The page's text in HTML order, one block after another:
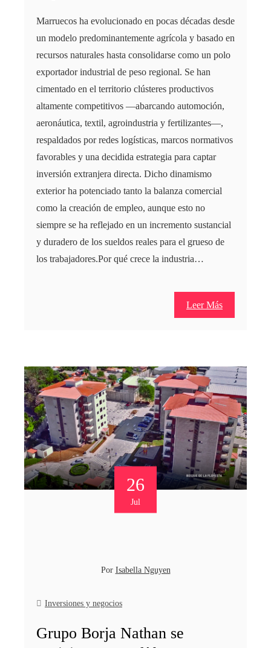
Marruecos ha evolucionado en pocas décadas desde
un modelo predominantemente agrícola y basado en
recursos naturales hasta consolidarse como un polo
exportador industrial de peso regional. Se han
cimentado en el territorio clústeres productivos
altamente competitivos —abarcando automoción,
aeronáutica, textil, agroindustria y fertilizantes—,
respaldados por redes logísticas, marcos normativos
favorables y una decidida estrategia para captar
inversión extranjera directa. Dicho dinamismo
exterior ha potenciado tanto la balanza comercial
como la creación de empleo, aunque esto no
siempre se ha reflejado en un incremento sustancial
y duradero de los sueldos reales para el grueso de
los trabajadores.Por qué crece la industria…
Leer Más
26
Jul
Por Isabella Nguyen
Inversiones y negocios
Grupo Borja Nathan se